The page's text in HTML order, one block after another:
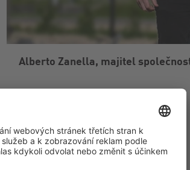
Alberto Zanella, majitel